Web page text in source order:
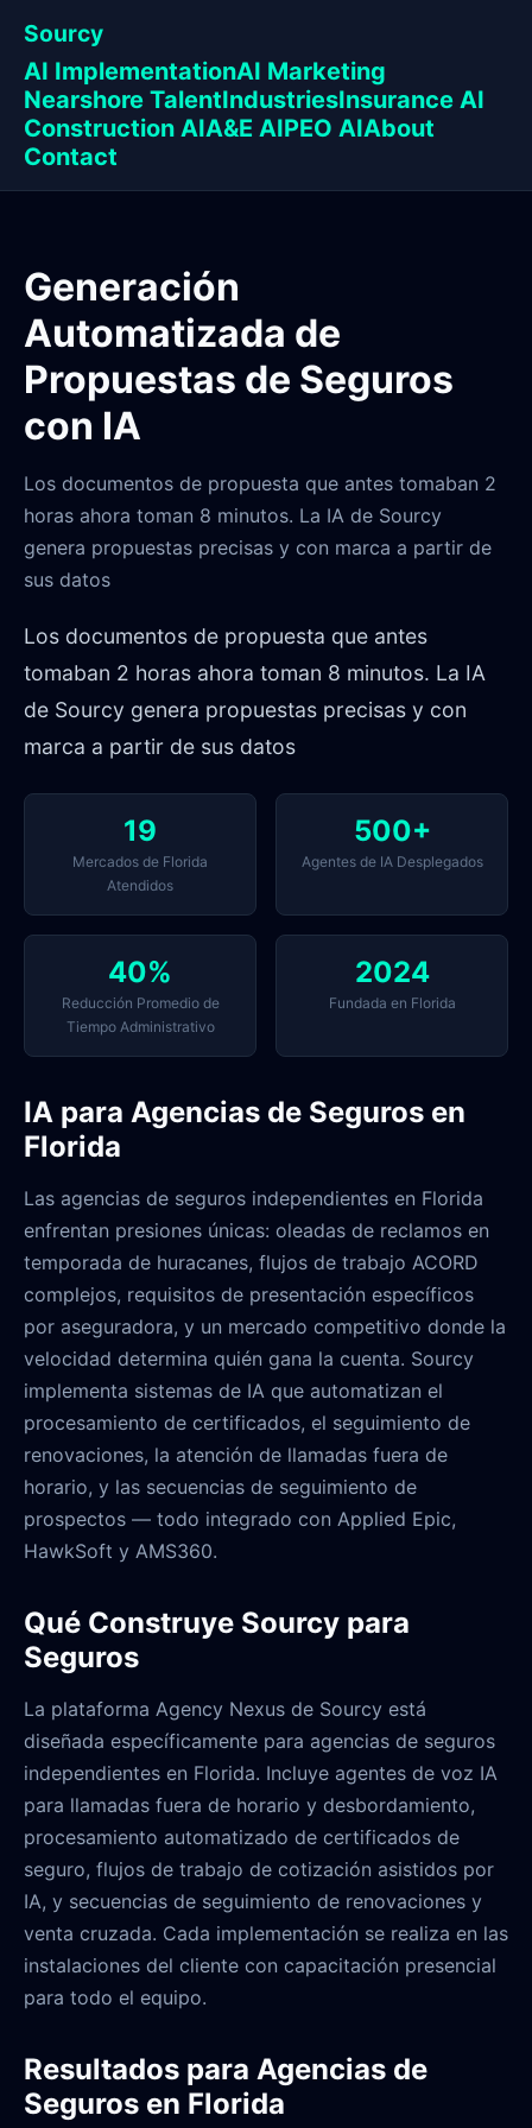
Sourcy
AI ImplementationAI Marketing
Nearshore TalentIndustriesInsurance AI
Construction AIA&E AIPEO AIAbout
Contact
Generación
Automatizada de
Propuestas de Seguros
con IA
Los documentos de propuesta que antes tomaban 2
horas ahora toman 8 minutos. La IA de Sourcy
genera propuestas precisas y con marca a partir de
sus datos
Los documentos de propuesta que antes
tomaban 2 horas ahora toman 8 minutos. La IA
de Sourcy genera propuestas precisas y con
marca a partir de sus datos
19
Mercados de Florida
Atendidos
500+
Agentes de IA Desplegados
40%
Reducción Promedio de
Tiempo Administrativo
2024
Fundada en Florida
IA para Agencias de Seguros en
Florida
Las agencias de seguros independientes en Florida
enfrentan presiones únicas: oleadas de reclamos en
temporada de huracanes, flujos de trabajo ACORD
complejos, requisitos de presentación específicos
por aseguradora, y un mercado competitivo donde la
velocidad determina quién gana la cuenta. Sourcy
implementa sistemas de IA que automatizan el
procesamiento de certificados, el seguimiento de
renovaciones, la atención de llamadas fuera de
horario, y las secuencias de seguimiento de
prospectos — todo integrado con Applied Epic,
HawkSoft y AMS360.
Qué Construye Sourcy para
Seguros
La plataforma Agency Nexus de Sourcy está
diseñada específicamente para agencias de seguros
independientes en Florida. Incluye agentes de voz IA
para llamadas fuera de horario y desbordamiento,
procesamiento automatizado de certificados de
seguro, flujos de trabajo de cotización asistidos por
IA, y secuencias de seguimiento de renovaciones y
venta cruzada. Cada implementación se realiza en las
instalaciones del cliente con capacitación presencial
para todo el equipo.
Resultados para Agencias de
Seguros en Florida